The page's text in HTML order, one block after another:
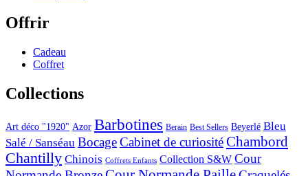
Offrir
Cadeau
Coffret
Collections
Art déco "1920" Azor Barbotines Berain Best Sellers Beyerlé Bleu
Salé / Sanséau BocageCabinet de curiositéChambord
Chantilly Chinois Coffrets Enfants Collection S&W Cour